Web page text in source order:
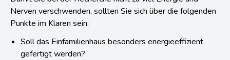
Nerven verschwenden, sollten Sie sich über die folgenden
Punkte im Klaren sein:
Soll das Einfamilienhaus besonders energieeffizient
gefertigt werden?